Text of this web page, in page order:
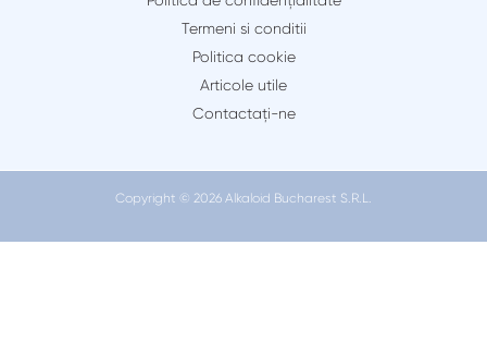
Termeni si conditii
Politica cookie
Articole utile
Contactaţi-ne
Copyright © 2026 Alkaloid Bucharest S.R.L.